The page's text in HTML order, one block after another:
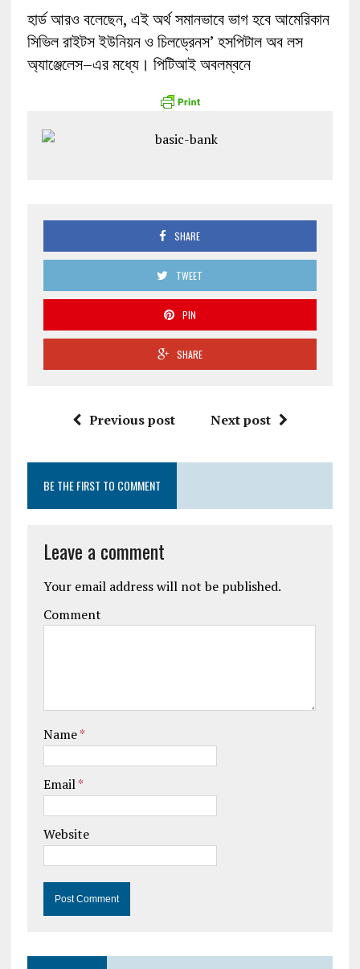
হার্ড আরও বলেছেন, এই অর্থ সমানভাবে ভাগ হবে আমেরিকান
সিভিল রাইটস ইউনিয়ন ও চিলড্রেনস’ হসপিটাল অব লস
অ্যাঞ্জেলেস–এর মধ্যে। পিটিআই অবলম্বনে
SHARE
TWEET
PIN
SHARE
Previous post Next post
BE THE FIRST TO COMMENT
Leave a comment
Your email address will not be published.
Comment
Name*
Email*
Website